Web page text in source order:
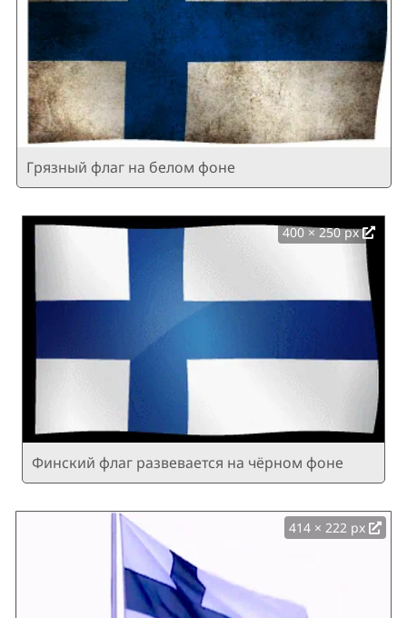
Грязный флаг на белом фоне
400 × 250 px
Финский флаг развевается на чёрном фоне
414 × 222 px